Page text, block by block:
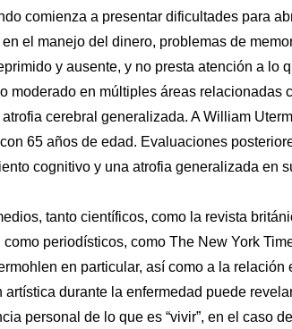
comienza a presentar dificultades para
el manejo del dinero, problemas de
y ausente, y no presta atención a lo
moderado en múltiples áreas
cerebral generalizada. A William
65 años de edad. Evaluaciones
cognitivo y una atrofia generalizada en
tanto científicos, como la revista
como periodísticos, como The New York
en particular, así como a la
artística durante la enfermedad puede
personal de lo que es “vivir”, en el caso